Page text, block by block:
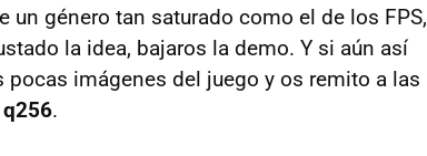
género tan saturado como el de los FPS,
la idea, bajaros la demo. Y si aún así
imágenes del juego y os remito a las
q256.